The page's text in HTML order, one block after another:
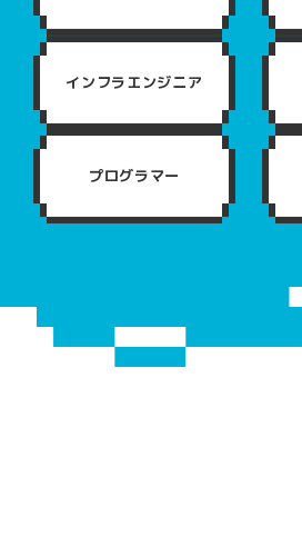
インフラエンジニア
プログラマー